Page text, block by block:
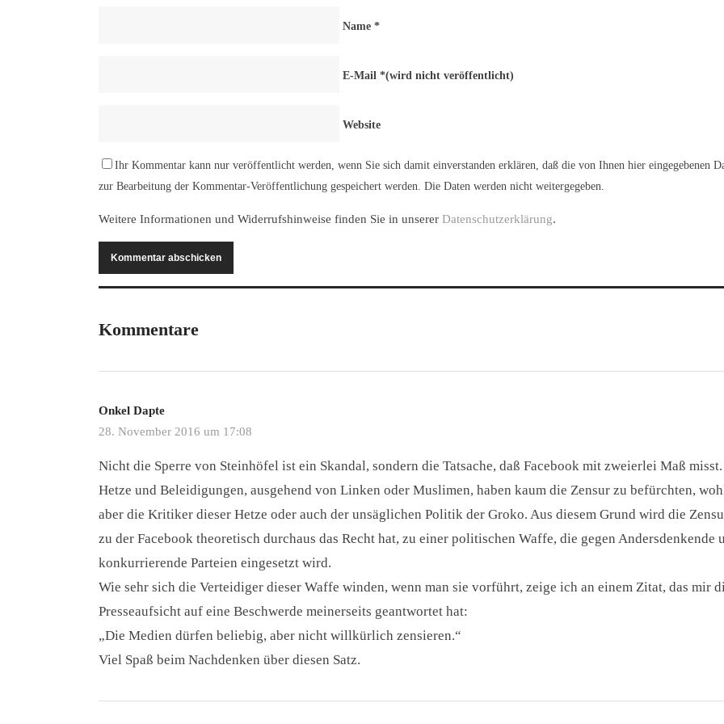
Name *
E-Mail *(wird nicht veröffentlicht)
Website
Ihr Kommentar kann nur veröffentlicht werden, wenn Sie sich damit einverstanden erklären, daß die von Ihnen hier eingegebenen
zur Bearbeitung der Kommentar-Veröffentlichung gespeichert werden. Die Daten werden nicht weitergegeben.
Weitere Informationen und Widerrufshinweise finden Sie in unserer Datenschutzerklärung.
Kommentare
Onkel Dapte
28. November 2016 um 17:08
Nicht die Sperre von Steinhöfel ist ein Skandal, sondern die Tatsache, daß Facebook mit zweierlei Maß misst.
Hetze und Beleidigungen, ausgehend von Linken oder Muslimen, haben kaum die Zensur zu befürchten,
aber die Kritiker dieser Hetze oder auch der unsäglichen Politik der Groko. Aus diesem Grund wird die
zu der Facebook theoretisch durchaus das Recht hat, zu einer politischen Waffe, die gegen Andersdenkende
konkurrierende Parteien eingesetzt wird.
Wie sehr sich die Verteidiger dieser Waffe winden, wenn man sie vorführt, zeige ich an einem Zitat, das mir
Presseaufsicht auf eine Beschwerde meinerseits geantwortet hat:
„Die Medien dürfen beliebig, aber nicht willkürlich zensieren.“
Viel Spaß beim Nachdenken über diesen Satz.